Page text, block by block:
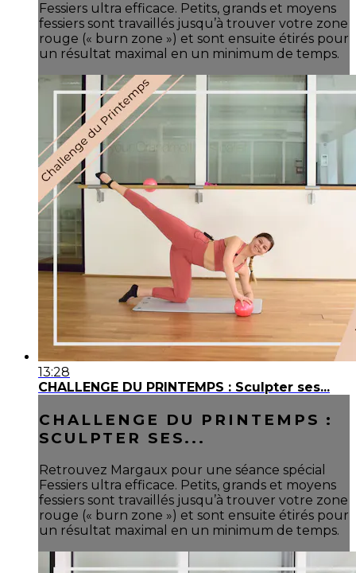
Fessiers ultra efficace. Petits, grands et moyens
fessiers sont travaillés jusqu’à trouver votre zone
rouge (« burn zone ») et sont ensuite étirés pour
un résultat maximal en un minimum de temps.
13:28
CHALLENGE DU PRINTEMPS : Sculpter ses...
CHALLENGE DU PRINTEMPS :
SCULPTER SES...
Retrouvez Margaux pour une séance spécial
Fessiers ultra efficace. Petits, grands et moyens
fessiers sont travaillés jusqu’à trouver votre zone
rouge (« burn zone ») et sont ensuite étirés pour
un résultat maximal en un minimum de temps.